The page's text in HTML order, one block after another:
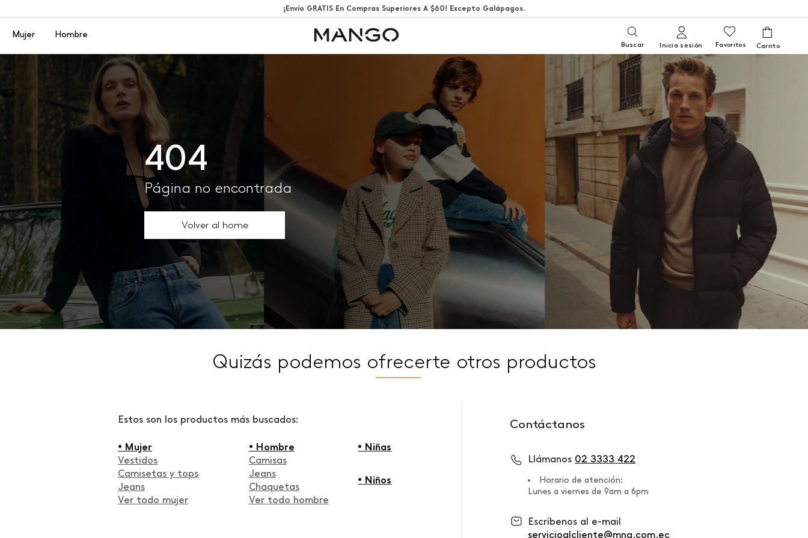
¡Envío GRATIS En Compras Superiores A $60! Excepto Galápagos.
Menú
Mujer Hombre
Buscar Inicia sesión Favoritos
404
Página no encontrada
Volver al home
Quizás podemos ofrecerte otros productos
Estos son los productos más buscados:
• Mujer
Vestidos
Camisetas y tops
Jeans
Ver todo mujer
• Hombre
Camisas
Jeans
Chaquetas
Ver todo hombre
• Niñas
• Niños
Contáctanos
Llámanos 02 3333 422
Horario de atención:
Lunes a viernes de 9am a 6pm
Escríbenos al e-mail
servicioalcliente@mng.com.ec